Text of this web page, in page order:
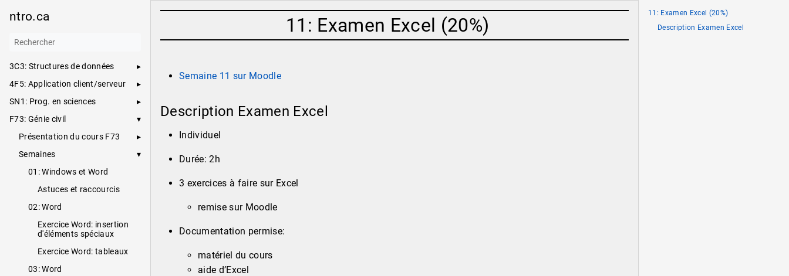
ntro.ca
3C3: Structures de données
4F5: Application client/serveur
SN1: Prog. en sciences
F73: Génie civil
Présentation du cours F73
Semaines
01: Windows et Word
Astuces et raccourcis
02: Word
Exercice Word: insertion
d'éléments spéciaux
Exercice Word: tableaux
03: Word
11: Examen Excel (20%)
Semaine 11 sur Moodle
Description Examen Excel
Individuel
Durée: 2h
3 exercices à faire sur Excel
remise sur Moodle
Documentation permise:
matériel du cours
aide d’Excel
11: Examen Excel (20%)
Description Examen Excel